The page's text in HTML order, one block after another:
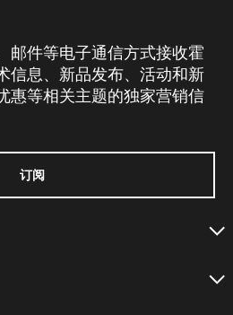
邮件等电子通信方式接收霍
信息、新品发布、活动和新
惠等相关主题的独家营销信
订阅